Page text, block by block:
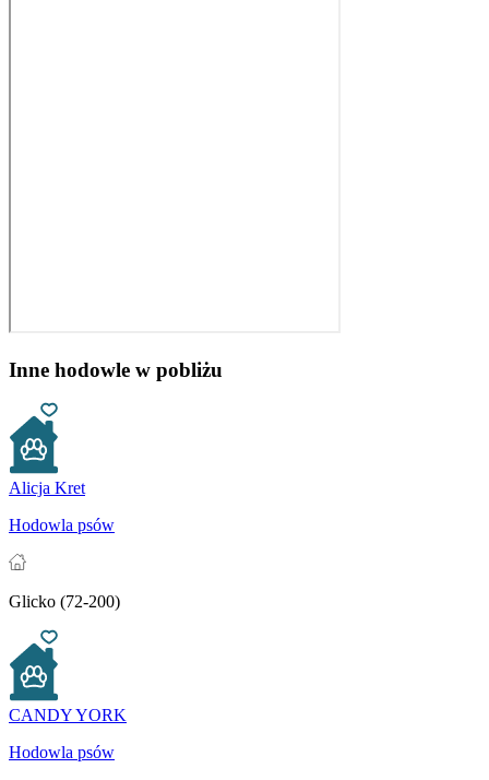
Inne hodowle w pobliżu
Alicja Kret
Hodowla psów
Glicko (72-200)
CANDY YORK
Hodowla psów